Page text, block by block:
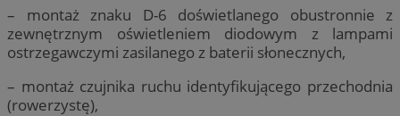
– montaż znaku D-6 doświetlanego obustronnie z
zewnętrznym oświetleniem diodowym z lampami
ostrzegawczymi zasilanego z baterii słonecznych,
– montaż czujnika ruchu identyfikującego przechodnia
(rowerzystę),